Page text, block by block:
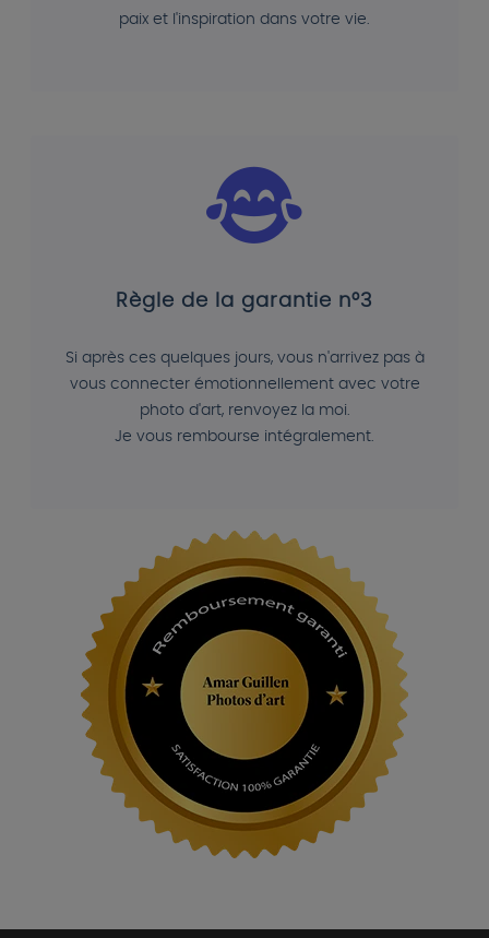
paix et l'inspiration dans votre vie.
Règle de la garantie n°3
Si après ces quelques jours, vous n'arrivez pas à
vous connecter émotionnellement avec votre
photo d'art, renvoyez la moi.
Je vous rembourse intégralement.